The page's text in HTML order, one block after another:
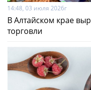
14:48, 03 июля 2026г
В Алтайском крае
торговли